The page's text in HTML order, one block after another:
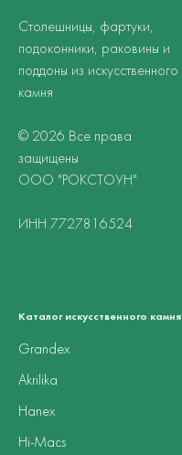
Столешницы, фартуки,
подоконники, раковины и
поддоны из искусственного
камня
© 2026 Все права
защищены
ООО "РОКСТОУН"
ИНН 7727816524
Каталог искусственного камня
Grandex
Akrilika
Hanex
Hi-Macs